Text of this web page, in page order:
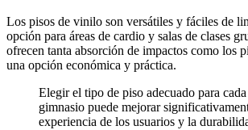
Los pisos de vinilo son versátiles y fáciles de
opción para áreas de cardio y salas de clases
ofrecen tanta absorción de impactos como los
una opción económica y práctica.
Elegir el tipo de piso adecuado para cada
gimnasio puede mejorar
experiencia de los usuarios y la